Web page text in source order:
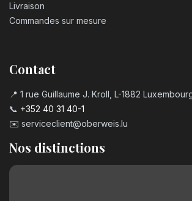
Livraison
Commandes sur mesure
Contact
📍 1 rue Guillaume J. Kroll, L-1882
📞 +352 40 31 40-1
✉️ serviceclient@oberweis.lu
Nos distinctions